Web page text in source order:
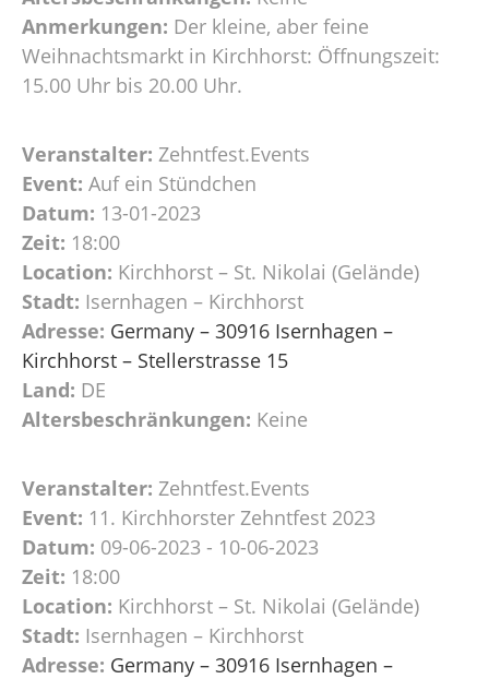
Anmerkungen: Der kleine, aber feine
Weihnachtsmarkt in Kirchhorst: Öffnungszeit:
15.00 Uhr bis 20.00 Uhr.
Veranstalter: Zehntfest.Events
Event: Auf ein Stündchen
Datum: 13-01-2023
Zeit: 18:00
Location: Kirchhorst – St. Nikolai (Gelände)
Stadt: Isernhagen – Kirchhorst
Adresse: Germany – 30916 Isernhagen –
Kirchhorst – Stellerstrasse 15
Land: DE
Altersbeschränkungen: Keine
Veranstalter: Zehntfest.Events
Event: 11. Kirchhorster Zehntfest 2023
Datum: 09-06-2023 - 10-06-2023
Zeit: 18:00
Location: Kirchhorst – St. Nikolai (Gelände)
Stadt: Isernhagen – Kirchhorst
Adresse: Germany – 30916 Isernhagen –